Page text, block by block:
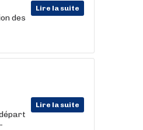
Lire la suite
des
Lire la suite